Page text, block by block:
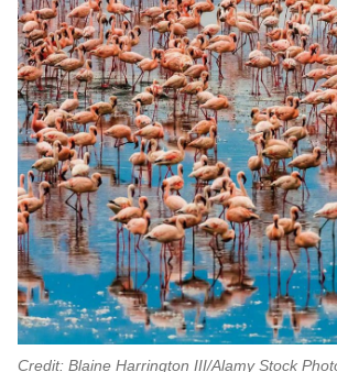
Credit: Blaine Harrington III/Alamy Stock